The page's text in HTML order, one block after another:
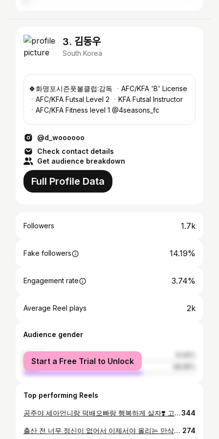
3. 김동우
South Korea
🍀화명포시즌풋볼클럽:감독 ㆍAFC/KFA 'B' License
ㆍAFC/KFA Futsal Level 2 ㆍKFA Futsal Instructor
ㆍAFC/KFA Fitness level 1 @4seasons_fc
@d_woooooo
Check contact details
Get audience breakdown
Full Profile Data
Followers 1.7k
Fake followers 14.19%
Engagement rate 3.74%
Average Reel plays 2k
Audience gender
female
male
Start a Free Trial to Unlock
Top performing Reels
공주야 세아언니랑 덕배오빠랑 행복하게 살자❣️ 고생했어 내사랑 미선아😘344
출산 전 너무 정신이 없어서 이제서야 올리는 만삭사진 세동이도 나도 아픈거 하나없지만 맘고생했던 이벤트로 세아때보다 더 울컥했던 날,, 살도 너무찌고 세아는 없지만 마지막으로 덕배랑 추억도 남기고 세동이 좀 크면 완전체 우리가족사진 찍으러 가자 👩🏻👦🏻👧🏻👶🏻🐶✨✨❤️ 274